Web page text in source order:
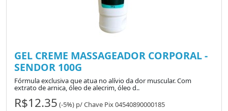
GEL CREME MASSAGEADOR CORPORAL -
SENDOR 100G
Fórmula exclusiva que atua no alívio da dor muscular. Com
extrato de arnica, óleo de alecrim, óleo d..
R$12.35 (-5%) p/Chave Pix 04540890000185